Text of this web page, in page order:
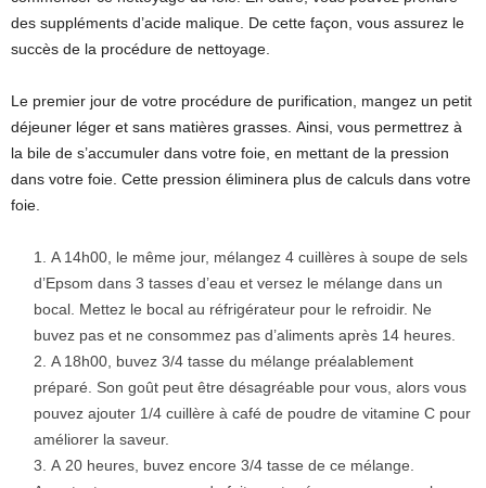
des suppléments d’acide malique. De cette façon, vous assurez le
succès de la procédure de nettoyage.
Le premier jour de votre procédure de purification, mangez un petit
déjeuner léger et sans matières grasses. Ainsi, vous permettrez à
la bile de s’accumuler dans votre foie, en mettant de la pression
dans votre foie. Cette pression éliminera plus de calculs dans votre
foie.
A 14h00, le même jour, mélangez 4 cuillères à soupe de sels
d’Epsom dans 3 tasses d’eau et versez le mélange dans un
bocal. Mettez le bocal au réfrigérateur pour le refroidir. Ne
buvez pas et ne consommez pas d’aliments après 14 heures.
A 18h00, buvez 3/4 tasse du mélange préalablement
préparé. Son goût peut être désagréable pour vous, alors vous
pouvez ajouter 1/4 cuillère à café de poudre de vitamine C pour
améliorer la saveur.
A 20 heures, buvez encore 3/4 tasse de ce mélange.